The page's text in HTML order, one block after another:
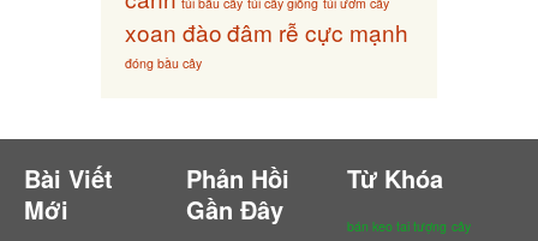
xoan đàođâm rễ cực mạnh
đóng bầu cây
Bài Viết
Mới
Phản Hồi
Gần Đây
Từ Khóa
bán keo tai tượng cây